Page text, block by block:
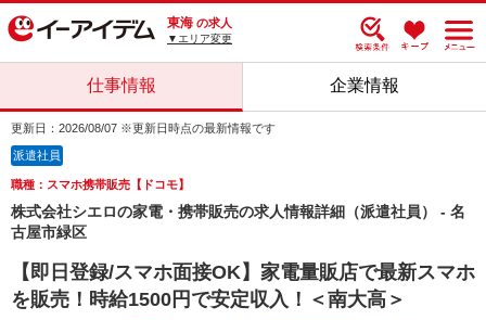
東海 の求人
▼エリア変更
仕事情報 企業情報
更新日：2026/08/07 ※更新日時点の最新情報です
派遣社員
職種：スマホ携帯販売【ドコモ】
株式会社シエロの家電・携帯販売の求人情報詳細（派遣社員） - 名
古屋市緑区
【即日登録/スマホ面接OK】家電量販店で最新スマホ
を販売！時給1500円で安定収入！＜南大高＞